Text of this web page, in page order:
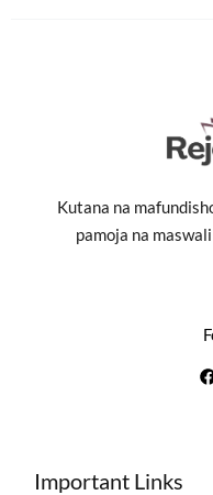
Kutana na
pamoja na
Important Links